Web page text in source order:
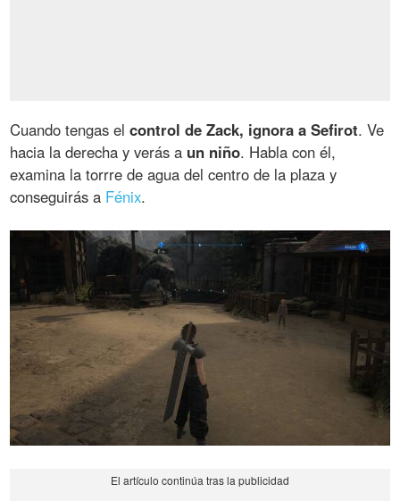
Cuando tengas elcontrol de Zack, ignora a Sefirot. Ve
hacia la derecha y verás a un niño. Habla con él,
examina la torrre de agua del centro de la plaza y
conseguirás a Fénix.